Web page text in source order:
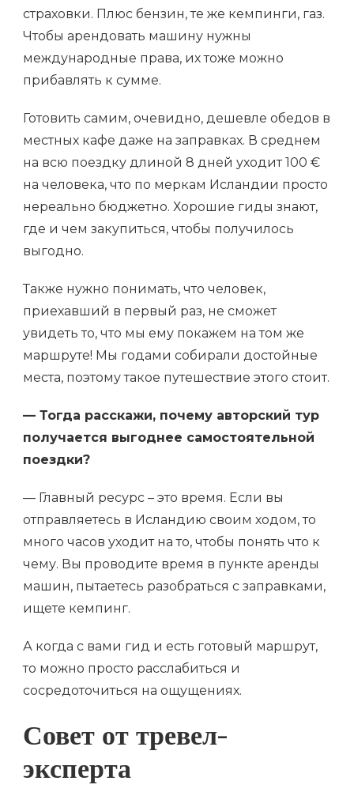
страховки. Плюс бензин, те же кемпинги, газ.
Чтобы арендовать машину нужны
международные права, их тоже можно
прибавлять к сумме.
Готовить самим, очевидно, дешевле обедов в
местных кафе даже на заправках. В среднем
на всю поездку длиной 8 дней уходит 100 €
на человека, что по меркам Исландии просто
нереально бюджетно. Хорошие гиды знают,
где и чем закупиться, чтобы получилось
выгодно.
Также нужно понимать, что человек,
приехавший в первый раз, не сможет
увидеть то, что мы ему покажем на том же
маршруте! Мы годами собирали достойные
места, поэтому такое путешествие этого стоит.
— Тогда расскажи, почему авторский тур
получается выгоднее самостоятельной
поездки?
— Главный ресурс – это время. Если вы
отправляетесь в Исландию своим ходом, то
много часов уходит на то, чтобы понять что к
чему. Вы проводите время в пункте аренды
машин, пытаетесь разобраться с заправками,
ищете кемпинг.
А когда с вами гид и есть готовый маршрут,
то можно просто расслабиться и
сосредоточиться на ощущениях.
Совет от тревел-
эксперта